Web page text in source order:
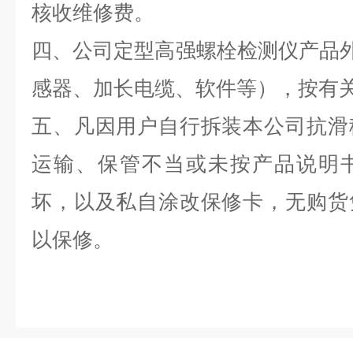
核收维修费。
四、公司定型高强螺栓检测仪产品
感器、加长电缆、软件等），按有
五、凡因用户自行拆装本公司抗
运输、保管不当或未按产品说明
坏，以及私自涂改保修卡，无购
以保修。